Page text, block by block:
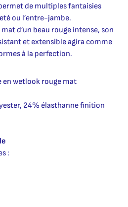
de multiples fantaisies
ou l’entre-jambe.
d’un beau rouge intense, son
et extensible agira comme
à la perfection.
wetlook rouge mat
24% élasthanne finition
: